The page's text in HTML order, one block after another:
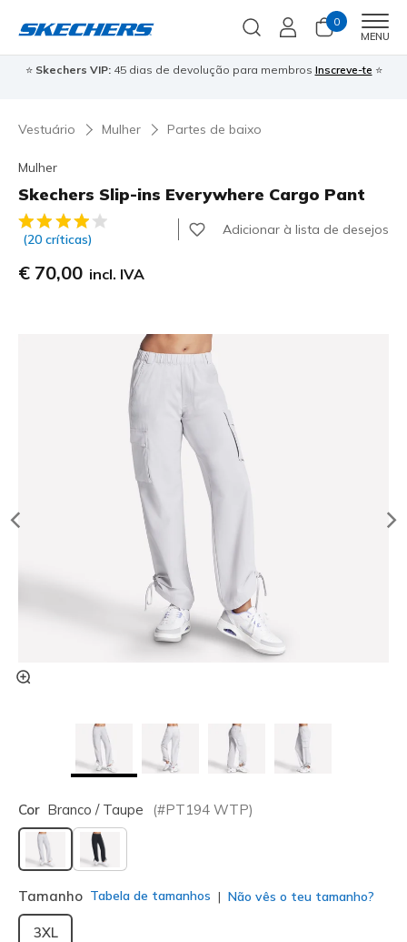
0
MENU
⭐ Skechers VIP:45 dias de devolução para membros Inscreve-te ⭐
Vestuário Mulher Partes de baixo
Mulher
Skechers Slip-ins Everywhere Cargo Pant
5 de 5 – Classificação do cliente
(20 críticas)
Adicionar à lista de desejos
€ 70,00 incl. IVA
Cor Branco / Taupe (#PT194 WTP)
selecionado
Tamanho Tabela de tamanhos Não vês o teu tamanho?
3XL